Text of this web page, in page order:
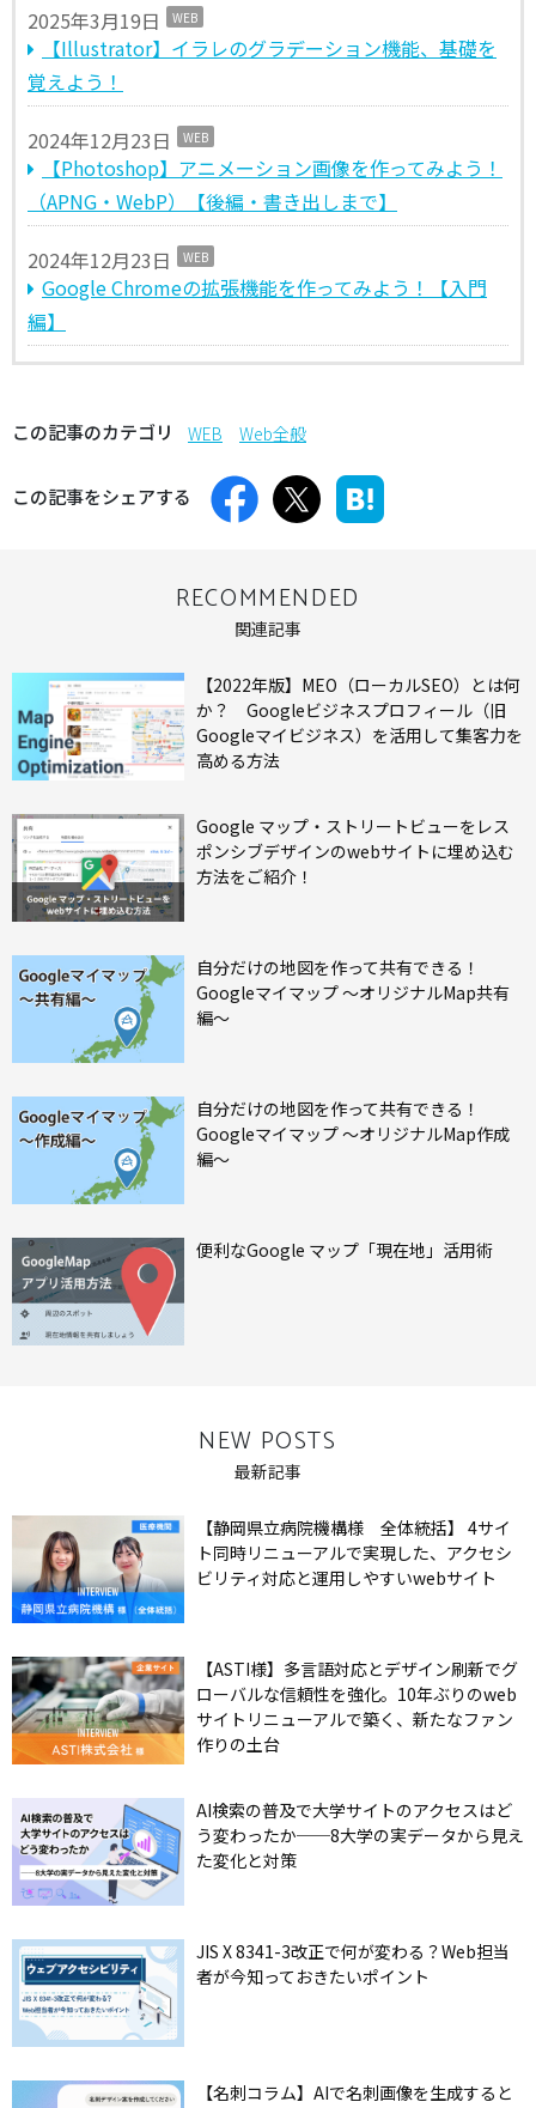
2025年3月19日 WEB
【Illustrator】イラレのグラデーション機能、基礎を
覚えよう！
2024年12月23日 WEB
【Photoshop】アニメーション画像を作ってみよう！
（APNG・WebP）【後編・書き出しまで】
2024年12月23日 WEB
Google Chromeの拡張機能を作ってみよう！【入門
編】
この記事のカテゴリ WEB Web全般
この記事をシェアする
RECOMMENDED
関連記事
【2022年版】MEO（ローカルSEO）とは何
か？ Googleビジネスプロフィール（旧
Googleマイビジネス）を活用して集客力を
高める方法
Google マップ・ストリートビューをレス
ポンシブデザインのwebサイトに埋め込む
方法をご紹介！
自分だけの地図を作って共有できる！
Googleマイマップ ～オリジナルMap共有
編～
自分だけの地図を作って共有できる！
Googleマイマップ ～オリジナルMap作成
編～
便利なGoogle マップ「現在地」活用術
NEW POSTS
最新記事
【静岡県立病院機構様 全体統括】 4サイ
ト同時リニューアルで実現した、アクセシ
ビリティ対応と運用しやすいwebサイト
【ASTI様】多言語対応とデザイン刷新でグ
ローバルな信頼性を強化。10年ぶりのweb
サイトリニューアルで築く、新たなファン
作りの土台
AI検索の普及で大学サイトのアクセスはど
う変わったか──8大学の実データから見え
た変化と対策
JIS X 8341-3改正で何が変わる？Web担当
者が今知っておきたいポイント
【名刺コラム】AIで名刺画像を生成すると